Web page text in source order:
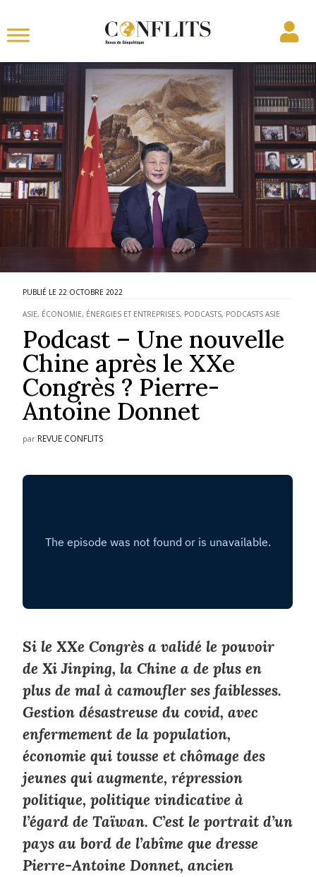
22 OCTOBRE 2022
ASIE, ÉCONOMIE, ÉNERGIES ET ENTREPRISES, PODCASTS, PODCASTS ASIE
Podcast – Une nouvelle
Chine après le XXe
Congrès ? Pierre-
Antoine Donnet
par REVUE CONFLITS
Si le XXe Congrès a validé le pouvoir
de Xi Jinping, la Chine a de plus en
plus de mal à camoufler ses faiblesses.
Gestion désastreuse du covid, avec
enfermement de la population,
économie qui tousse et chômage des
jeunes qui augmente, répression
politique, politique vindicative à
l’égard de Taïwan. C’est le portrait d’un
pays au bord de l’abîme que dresse
Pierre-Antoine Donnet, ancien